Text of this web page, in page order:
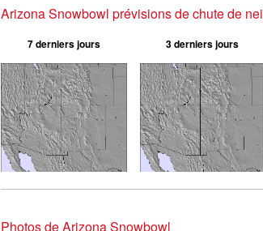
Arizona Snowbowl prévisions de chute de
7 derniers jours 3 derniers jours
Photos de Arizona Snowbowl